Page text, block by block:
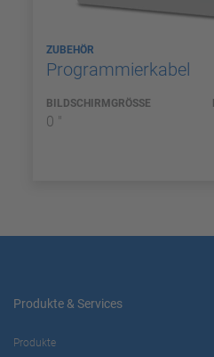
ZUBEHÖR
Programmierkabel
BILDSCHIRMGRÖSSE
0 "
Produkte & Services
Produkte